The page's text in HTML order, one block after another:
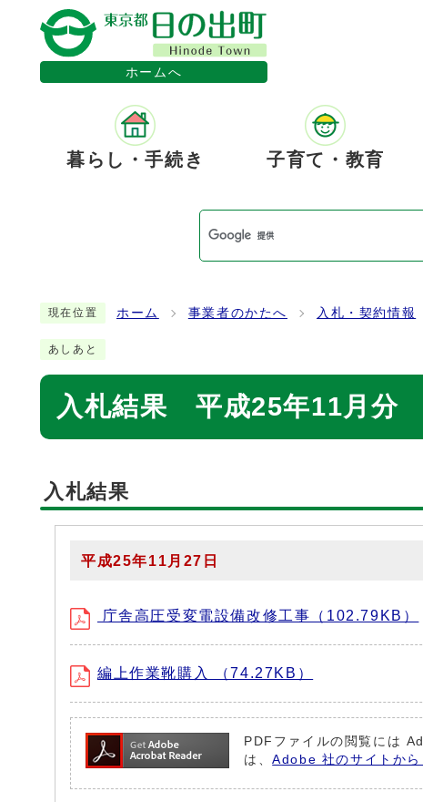
ホームへ
暮らし・手続き 子育て・教育
現在位置 ホーム 事業者のかたへ 入札・契約情報
あしあと
入札結果 平成25年11月分
入札結果
平成25年11月27日
庁舎高圧受変電設備改修工事（102.79KB）
編上作業靴購入 （74.27KB）
PDFファイルの閲覧には
は、Adobe 社のサイトか